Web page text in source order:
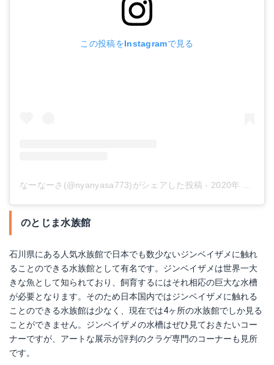
この投稿をInstagramで見る
なーなーさ(@nyanyasa773)がシェアした投稿 - 2020年 3月月14日午前5時09分PDT
のとじま水族館
石川県にある人気水族館で日本でも数少ないジンベイザメに触れ
ることのできる水族館として有名です。ジンベイザメは世界一大
きな魚として知られており、飼育するにはそれ相応の巨大な水槽
が必要となります。そのため日本国内ではジンベイザメに触れる
ことのできる水族館は少なく、現在では4ヶ所の水族館でしか見る
ことができません。ジンベイザメの水槽はぜひ見ておきたいコー
ナーですが、アートな展示が評判のクラゲ専門のコーナーも見所
です。